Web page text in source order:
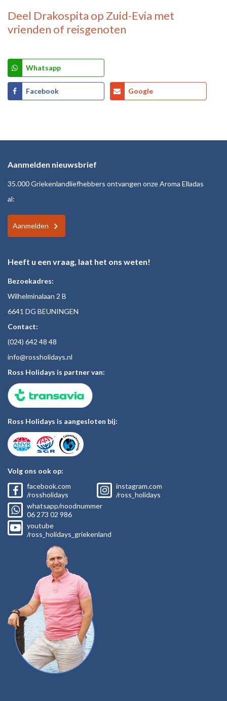
Deel Drakospita op Zuid-Evia met
vrienden of reisgenoten
Whatsapp
Facebook Google
Aanmelden nieuwsbrief
35.000 Griekenlandliefhebbers ontvangen onze Aroma Elladas
al:
Aanmelden
Heeft u een vraag, laat het ons weten!
Bezoekadres:
Wilhelminalaan 2 B
6641 DG BEUNINGEN
Contact:
(024) 642 48 48
info@rossholidays.nl
Ross Holidays is partner van:
Ross Holidays is aangesloten bij:
Volg ons ook op:
facebook.com
/rossholidays
instagram.com
/ross_holidays
whatsapp/noodnummer
06 273 02 986
youtube
/ross_holidays_griekenland